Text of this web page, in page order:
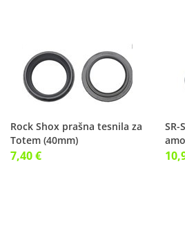
Rock Shox prašna tesnila za
Totem (40mm)
7,40 €